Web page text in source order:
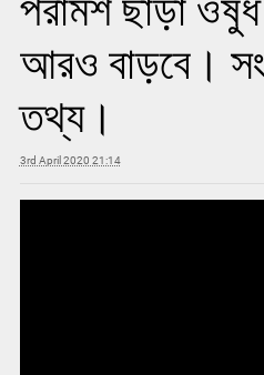
আরও বাড়বে।
তথ্য।
3rd April 2020 21:14